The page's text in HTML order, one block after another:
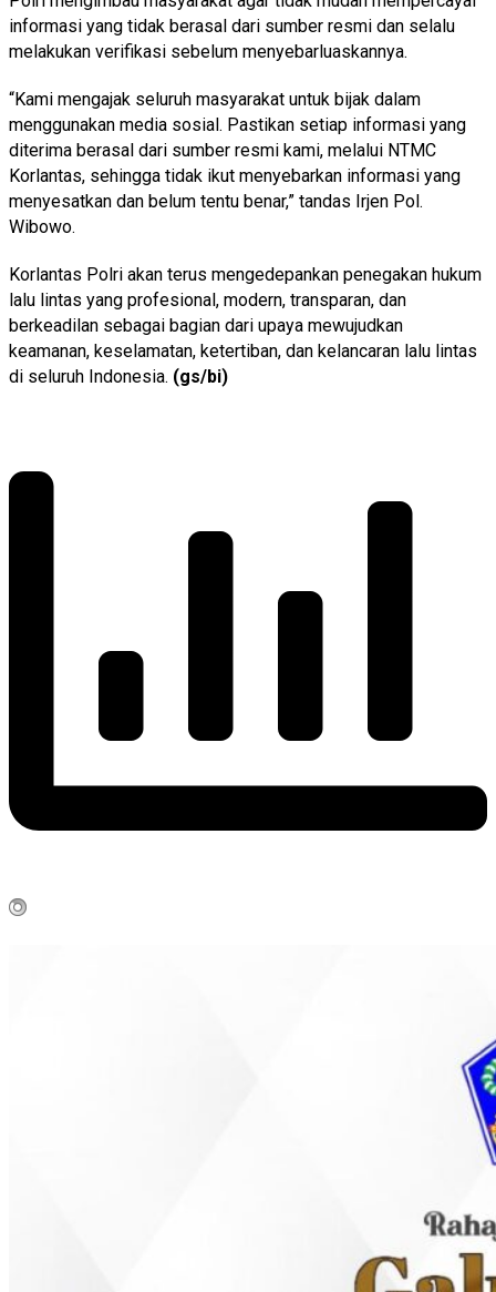
informasi yang tidak berasal dari sumber resmi dan selalu
melakukan verifikasi sebelum menyebarluaskannya.
“Kami mengajak seluruh masyarakat untuk bijak dalam
menggunakan media sosial. Pastikan setiap informasi yang
diterima berasal dari sumber resmi kami, melalui NTMC
Korlantas, sehingga tidak ikut menyebarkan informasi yang
menyesatkan dan belum tentu benar,” tandas Irjen Pol.
Wibowo.
Korlantas Polri akan terus mengedepankan penegakan hukum
lalu lintas yang profesional, modern, transparan, dan
berkeadilan sebagai bagian dari upaya mewujudkan
keamanan, keselamatan, ketertiban, dan kelancaran lalu lintas
di seluruh Indonesia. (gs/bi)